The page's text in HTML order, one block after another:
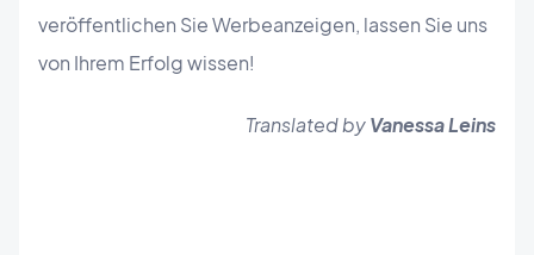
veröffentlichen Sie Werbeanzeigen, lassen Sie uns
von Ihrem Erfolg wissen!
Translated byVanessa Leins